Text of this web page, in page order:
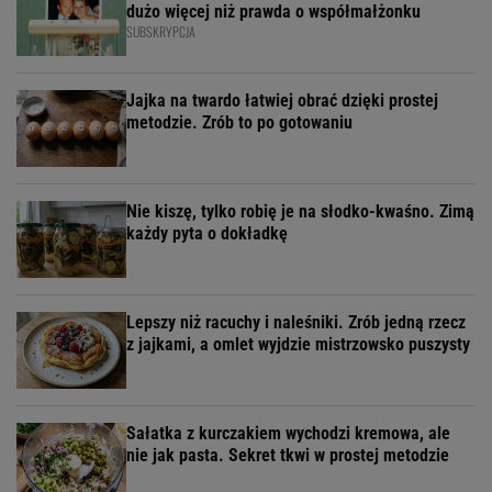
dużo więcej niż prawda o współmałżonku
SUBSKRYPCJA
Jajka na twardo łatwiej obrać dzięki prostej
metodzie. Zrób to po gotowaniu
Nie kiszę, tylko robię je na słodko-kwaśno. Zimą
każdy pyta o dokładkę
Lepszy niż racuchy i naleśniki. Zrób jedną rzecz
z jajkami, a omlet wyjdzie mistrzowsko puszysty
Sałatka z kurczakiem wychodzi kremowa, ale
nie jak pasta. Sekret tkwi w prostej metodzie